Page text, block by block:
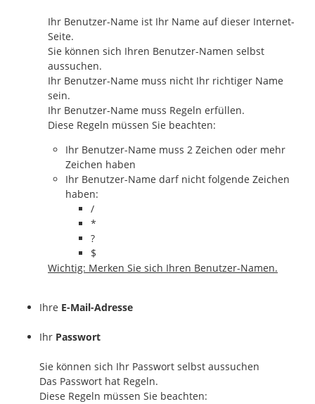
Ihr Benutzer-Name ist Ihr Name auf dieser Internet-
Seite.
Sie können sich Ihren Benutzer-Namen selbst
aussuchen.
Ihr Benutzer-Name muss nicht Ihr richtiger Name
sein.
Ihr Benutzer-Name muss Regeln erfüllen.
Diese Regeln müssen Sie beachten:
Ihr Benutzer-Name muss 2 Zeichen oder mehr
Zeichen haben
Ihr Benutzer-Name darf nicht folgende Zeichen
haben:
/
*
?
$
Wichtig: Merken Sie sich Ihren Benutzer-Namen.
Ihre E-Mail-Adresse
Ihr Passwort
Sie können sich Ihr Passwort selbst aussuchen
Das Passwort hat Regeln.
Diese Regeln müssen Sie beachten: